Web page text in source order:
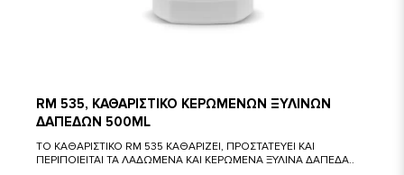
RM 535, ΚΑΘΑΡΙΣΤΙΚΟ ΚΕΡΩΜΕΝΩΝ ΞΥΛΙΝΩΝ
ΔΑΠΕΔΩΝ 500ML
ΤΟ ΚΑΘΑΡΙΣΤΙΚΟ RM 535 ΚΑΘΑΡΙΖΕΙ, ΠΡΟΣΤΑΤΕΥΕΙ ΚΑΙ
ΠΕΡΙΠΟΙΕΙΤΑΙ ΤΑ ΛΑΔΩΜΕΝΑ ΚΑΙ ΚΕΡΩΜΕΝΑ ΞΥΛΙΝΑ ΔΑΠΕΔΑ..